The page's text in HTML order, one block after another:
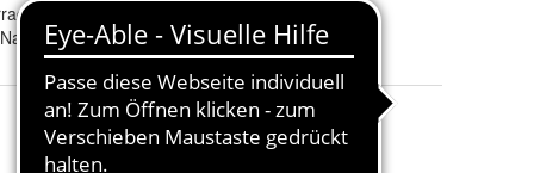
Wunschgravur, Bagger fahren das Kind im Mann, Fahre nie